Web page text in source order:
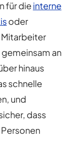
für dieinterne
oder
Mitarbeiter
an
hinaus
schnelle
und
dass